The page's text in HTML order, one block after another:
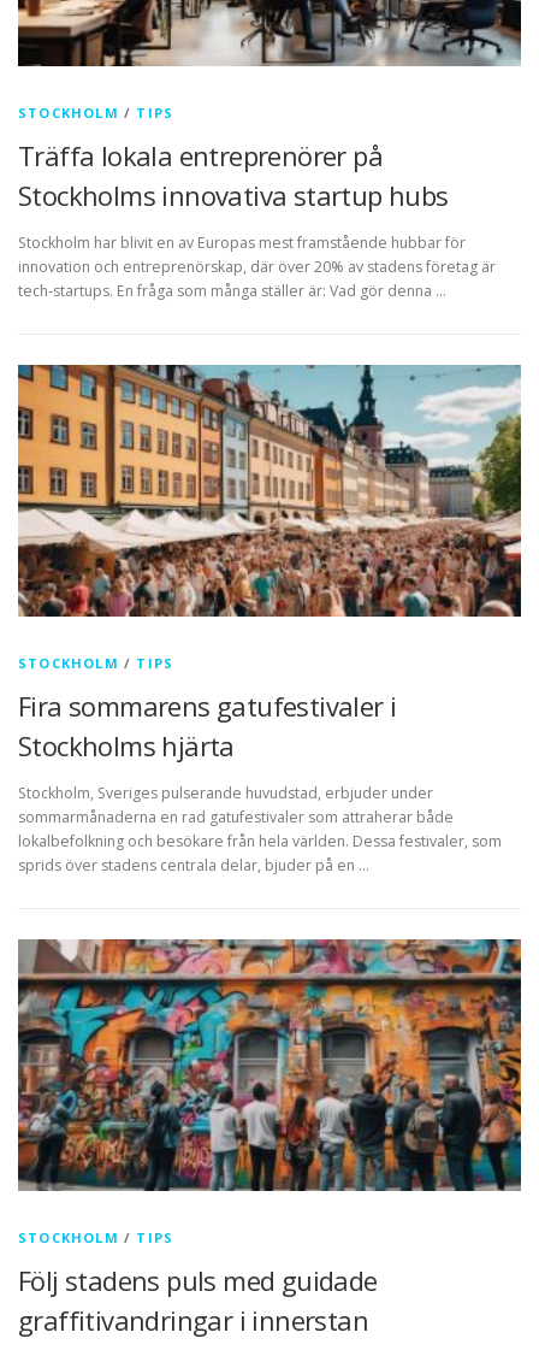
STOCKHOLM / TIPS
Träffa lokala entreprenörer på
Stockholms innovativa startup hubs
Stockholm har blivit en av Europas mest framstående hubbar för
innovation och entreprenörskap, där över 20% av stadens företag är
tech-startups. En fråga som många ställer är: Vad gör denna …
STOCKHOLM / TIPS
Fira sommarens gatufestivaler i
Stockholms hjärta
Stockholm, Sveriges pulserande huvudstad, erbjuder under
sommarmånaderna en rad gatufestivaler som attraherar både
lokalbefolkning och besökare från hela världen. Dessa festivaler, som
sprids över stadens centrala delar, bjuder på en …
STOCKHOLM / TIPS
Följ stadens puls med guidade
graffitivandringar i innerstan